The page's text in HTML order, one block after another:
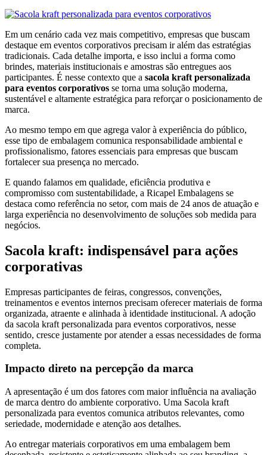
Em um cenário cada vez mais competitivo, empresas que buscam
destaque em eventos corporativos precisam ir além das estratégias
tradicionais. Cada detalhe importa, e isso inclui a forma como
brindes, materiais institucionais e amostras são entregues aos
participantes. É nesse contexto que a sacola kraft personalizada
para eventos corporativos se torna uma solução moderna,
sustentável e altamente estratégica para reforçar o posicionamento de
marca.
Ao mesmo tempo em que agrega valor à experiência do público,
esse tipo de embalagem comunica responsabilidade ambiental e
profissionalismo, fatores essenciais para empresas que buscam
fortalecer sua presença no mercado.
E quando falamos em qualidade, eficiência produtiva e
compromisso com sustentabilidade, a Ricapel Embalagens se
destaca como referência no setor, com mais de 24 anos de atuação e
larga experiência no desenvolvimento de soluções sob medida para
negócios.
Sacola kraft: indispensável para ações
corporativas
Empresas participantes de feiras, congressos, convenções,
treinamentos e eventos internos precisam oferecer materiais de forma
organizada, atraente e alinhada à identidade institucional. A adoção
da sacola kraft personalizada para eventos corporativos, nesse
sentido, cresce justamente por atender a essas necessidades de forma
completa.
Impacto direto na percepção da marca
A apresentação é um dos fatores com maior influência na avaliação
de marca dentro do ambiente corporativo. Uma Sacola kraft
personalizada para eventos comunica atributos relevantes, como
seriedade, modernidade e atenção aos detalhes.
Ao entregar materiais corporativos em uma embalagem bem